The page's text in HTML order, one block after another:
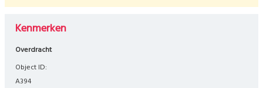
Kenmerken
Overdracht
Object ID:
A394